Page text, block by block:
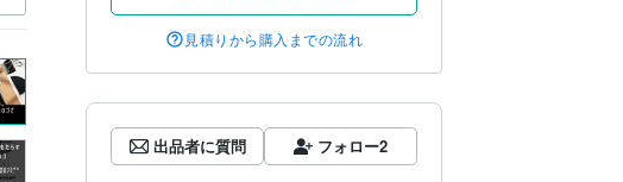
見積りから購入までの流れ
出品者に質問 フォロー2